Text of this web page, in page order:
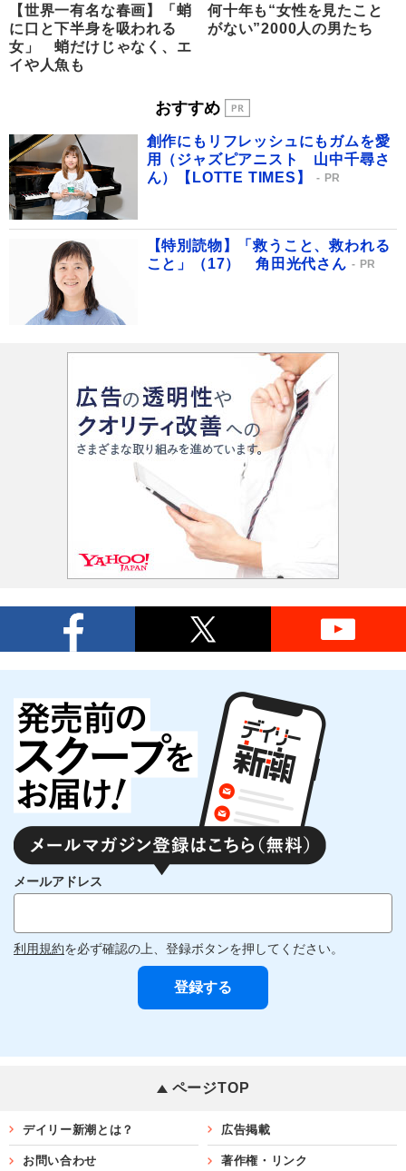
【世界一有名な春画】「蛸
に口と下半身を吸われる
女」 蛸だけじゃなく、エ
イや人魚も
何十年も“女性を見たこと
がない”2000人の男たち
おすすめ
創作にもリフレッシュにもガムを愛
用（ジャズピアニスト 山中千尋さ
ん）【LOTTE TIMES】
PR
【特別読物】「救うこと、救われる
こと」（17） 角田光代さん
PR
メールアドレス
利用規約を必ず確認の上、登録ボタンを押してください。
ページTOP
デイリー新潮とは？ 広告掲載
お問い合わせ 著作権・リンク